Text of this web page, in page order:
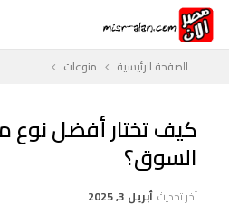
الصفحة الرئيسية منوعات
كيف تختار أفضل نوع
السوق؟
آخر تحديث أبريل 3, 2025